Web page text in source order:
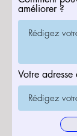
améliorer ?
Votre adresse